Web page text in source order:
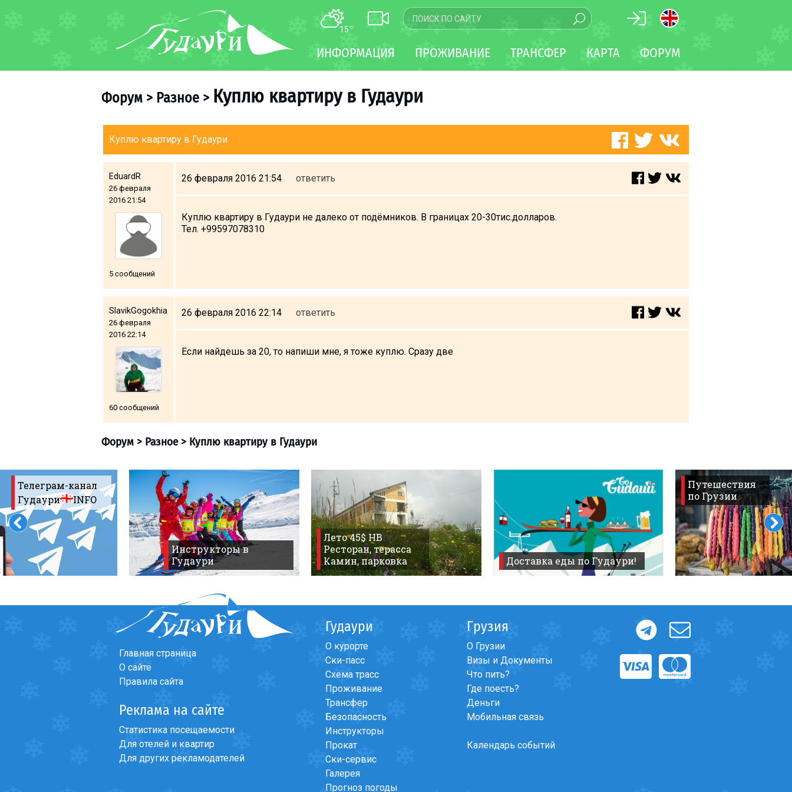
15°C
ИНФОРМАЦИЯ ПРОЖИВАНИЕ ТРАНСФЕР КАРТА ФОРУМ
Форум > Разное > Куплю квартиру в Гудаури
Куплю квартиру в Гудаури
EduardR
26 февраля
2016 21:54
5 сообщений
26 февраля 2016 21:54 ответить
Куплю квартиру в Гудаури не далеко от подёмников. В границах 20-30тис.долларов.
Тел. +99597078310
SlavikGogokhia
26 февраля
2016 22:14
60 сообщений
26 февраля 2016 22:14 ответить
Если найдешь за 20, то напиши мне, я тоже куплю. Сразу две
Форум >Разное>Куплю квартиру в Гудаури
Телеграм-канал
Гудаури
INFO
Инструкторы в
Гудаури
Лето 45$ HB
Ресторан, терасса
Камин, парковка
Доставка еды по Гудаури!
Путешествия
по Грузии
Главная страница
О сайте
Правила сайта
Реклама на сайте
Статистика посещаемости
Для отелей и квартир
Для других рекламодателей
Гудаури
О курорте
Ски-пасс
Схема трасс
Проживание
Трансфер
Безопасность
Инструкторы
Прокат
Ски-сервис
Галерея
Прогноз погоды
Грузия
О Грузии
Визы и Документы
Что пить?
Где поесть?
Деньги
Мобильная связь
Календарь событий
Дети в Гудаури
Календарь событий
Телеграм-канал
Гудаури
INFO
ПРОЖИВАНИЕ
ГРУЗИЯ
О Грузии
Визы и Документы
Что пить?
Деньги
Мобильная связь